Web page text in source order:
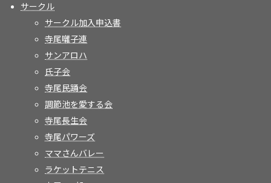
サークル
サークル加入申込書
寺尾囃子連
サンアロハ
氏子会
寺尾民踊会
調節池を愛する会
寺尾長生会
寺尾パワーズ
ママさんバレー
ラケットテニス